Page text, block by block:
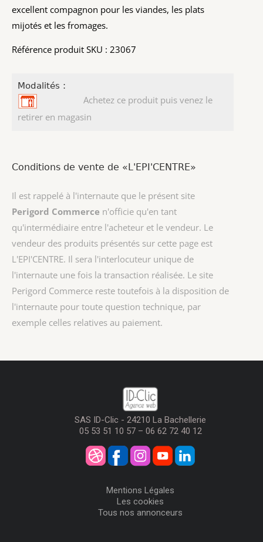
excellent compagnon pour les viandes, les plats
mijotés et les fromages.
Référence produit SKU : 23067
Modalités :
Achetez ce produit puis venez le
retirer en magasin
Conditions de vente de «L'EPI'CENTRE»
Il est rappelé à l'internaute que le présent site
Perigord Commerce n'officie qu'en tant
qu'intermédiaire entre l'acheteur et le vendeur. Le
vendeur des produits présentés sur cette page est
L'EPI'CENTRE. Il sera l'interlocuteur unique de
l'internaute une fois la transaction réalisée. Le site
Perigord Commerce reste toutefois à la disposition de
l'internaute pour toute question technique, par
exemple celles relatives au paiement.
SAS ID-Clic - 24210 La Bachellerie
05 53 51 10 57 – 06 62 72 40 12
Mentions Légales
Les cookies
Tous nos annonceurs